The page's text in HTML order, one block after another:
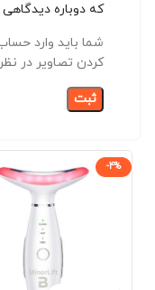
که دوباره
شما باید وارد
کردن تصاویر در
-4%